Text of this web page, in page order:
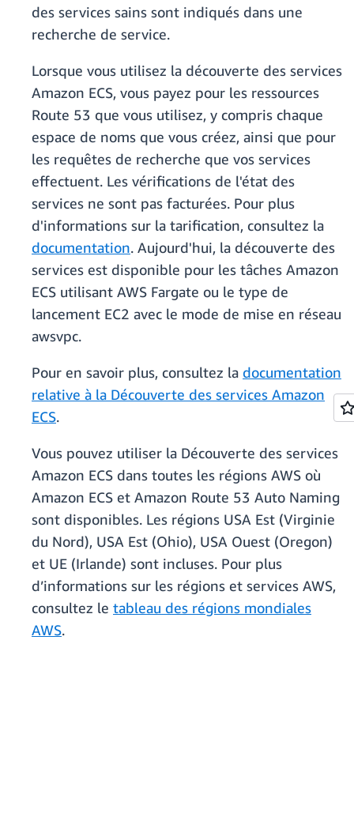
des services sains sont indiqués dans une
recherche de service.
Lorsque vous utilisez la découverte des services
Amazon ECS, vous payez pour les ressources
Route 53 que vous utilisez, y compris chaque
espace de noms que vous créez, ainsi que pour
les requêtes de recherche que vos services
effectuent. Les vérifications de l'état des
services ne sont pas facturées. Pour plus
d'informations sur la tarification, consultez la
documentation. Aujourd'hui, la découverte des
services est disponible pour les tâches Amazon
ECS utilisant AWS Fargate ou le type de
lancement EC2 avec le mode de mise en réseau
awsvpc.
Pour en savoir plus, consultez la documentation
relative à la Découverte des services Amazon
ECS.
Vous pouvez utiliser la Découverte des services
Amazon ECS dans toutes les régions AWS où
Amazon ECS et Amazon Route 53 Auto Naming
sont disponibles. Les régions USA Est (Virginie
du Nord), USA Est (Ohio), USA Ouest (Oregon)
et UE (Irlande) sont incluses. Pour plus
d’informations sur les régions et services AWS,
consultez le tableau des régions mondiales
AWS.